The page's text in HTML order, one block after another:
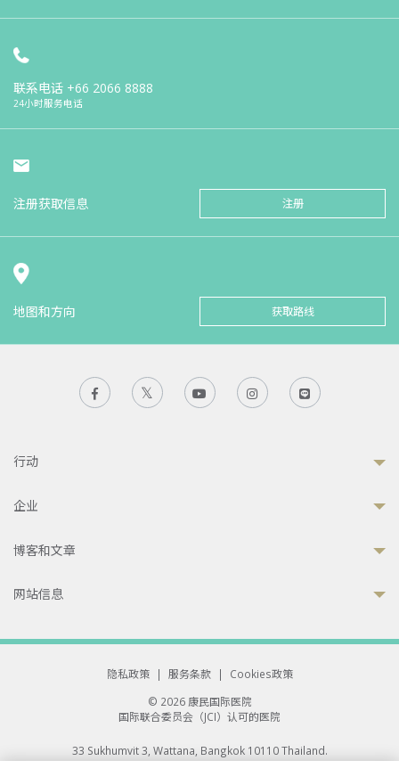
联系电话 +66 2066 8888
24小时服务电话
注册获取信息 注册
地图和方向 获取路线
行动
企业
博客和文章
网站信息
隐私政策 | 服务条款 |
Cookies政策
© 2026 康民国际医院
国际联合委员会（JCI）认可的医院
33 Sukhumvit 3, Wattana, Bangkok 10110 Thailand.
All rights reserved.